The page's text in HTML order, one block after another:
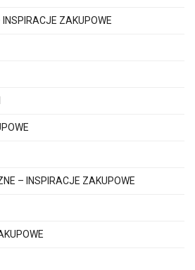
ZAKUPOWE
– INSPIRACJE ZAKUPOWE